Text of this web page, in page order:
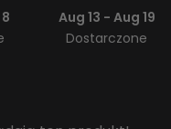
Aug 13 - Aug 19
Dostarczone